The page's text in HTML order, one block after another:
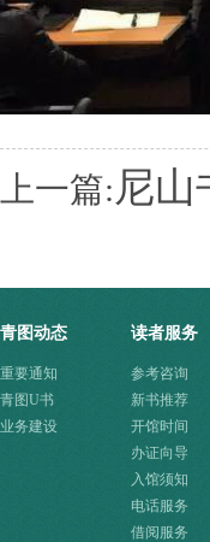
上一篇:尼山
青图动态
重要通知
青图U书
业务建设
读者服务
参考咨询
新书推荐
开馆时间
办证向导
入馆须知
电话服务
借阅服务